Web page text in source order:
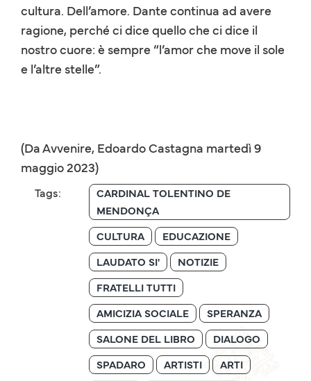
cultura. Dell’amore. Dante continua ad avere
ragione, perché ci dice quello che ci dice il
nostro cuore: è sempre “l’amor che move il sole
e l’altre stelle”.
(Da Avvenire, Edoardo Castagna martedì 9
maggio 2023)
Tags:
CARDINAL TOLENTINO DE
MENDONÇA
CULTURA
EDUCAZIONE
LAUDATO SI'
NOTIZIE
FRATELLI TUTTI
AMICIZIA SOCIALE
SPERANZA
SALONE DEL LIBRO
DIALOGO
SPADARO
ARTISTI
ARTI